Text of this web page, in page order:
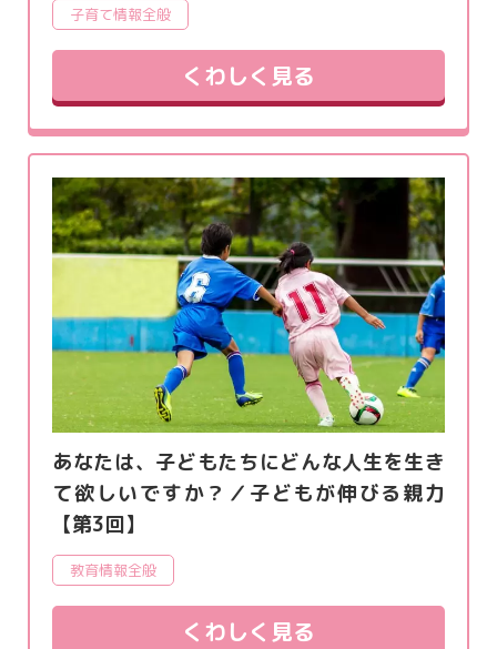
子育て情報全般
くわしく見る
あなたは、子どもたちにどんな人生を生き
て欲しいですか？／子どもが伸びる親力
【第3回】
教育情報全般
くわしく見る